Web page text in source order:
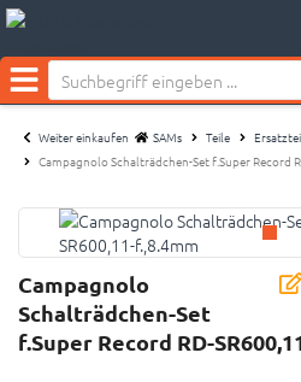
Menü
Weiter einkaufen SAMs Teile
Campagnolo Schalträdchen-Set f.Super Record
Campagnolo
Schalträdchen-Set
f.Super Record RD-